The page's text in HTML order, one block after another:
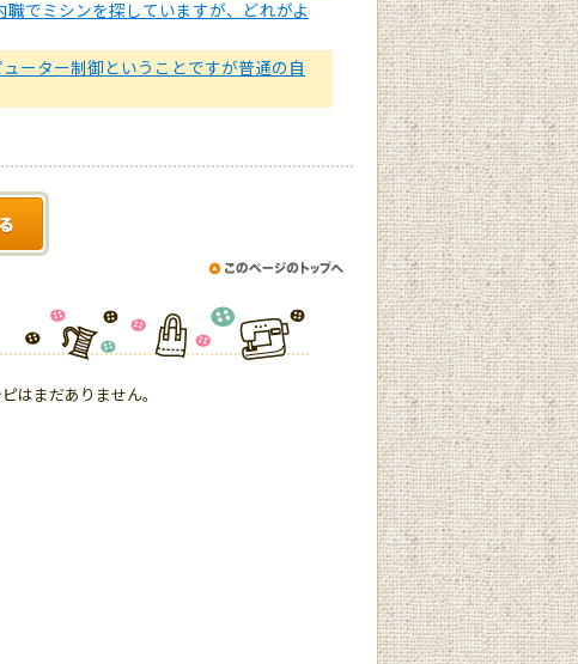
でミシンを探していますが、どれがよ
ーター制御ということですが普通の自
はまだありません。